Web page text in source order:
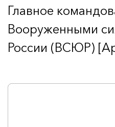
Главное
Вооруженными
России (ВСЮР)